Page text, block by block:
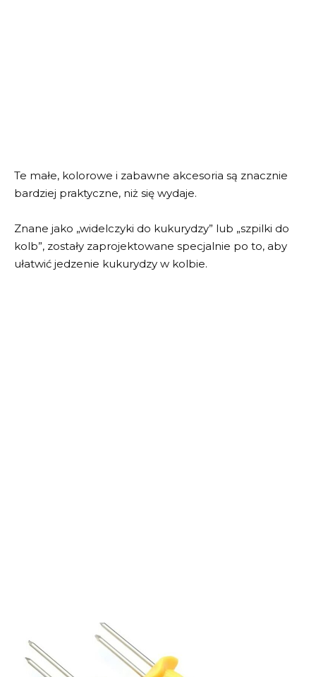
Te małe, kolorowe i zabawne akcesoria są znacznie
bardziej praktyczne, niż się wydaje.
Znane jako „widelczyki do kukurydzy” lub „szpilki do
kolb”, zostały zaprojektowane specjalnie po to, aby
ułatwić jedzenie kukurydzy w kolbie.